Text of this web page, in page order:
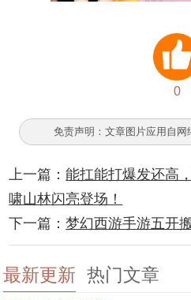
0
免责声明：文章图片应用自
上一篇：能扛能打爆发还高
啸山林闪亮登场！
下一篇：梦幻西游手游五开
最新更新 热门文章